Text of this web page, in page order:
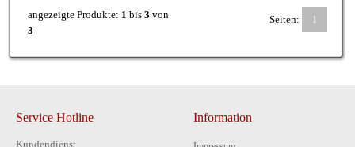
angezeigte Produkte: 1 bis 3 von
3
Seiten: 1
Service Hotline
Kundendienst
Information